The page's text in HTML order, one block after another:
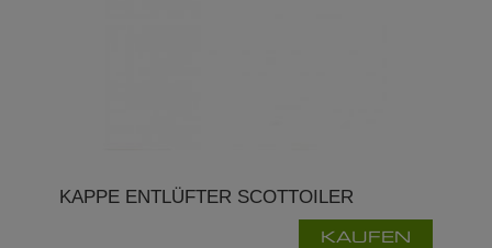
KAPPE ENTLÜFTER SCOTTOILER
KAUFEN